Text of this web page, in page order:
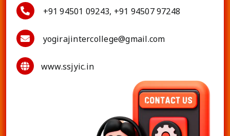
+91 94501 09243, +91 94507 97248
yogirajintercollege@gmail.com
www.ssjyic.in